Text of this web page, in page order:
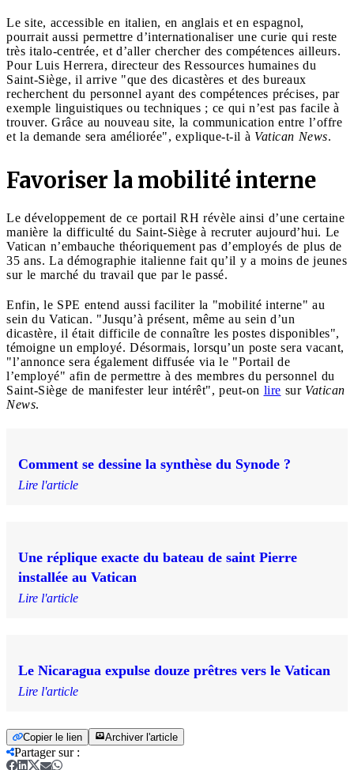
Le site, accessible en italien, en anglais et en espagnol,
pourrait aussi permettre d’internationaliser une curie qui reste
très italo-centrée, et d’aller chercher des compétences ailleurs.
Pour Luis Herrera, directeur des Ressources humaines du
Saint-Siège, il arrive "que des dicastères et des bureaux
recherchent du personnel ayant des compétences précises, par
exemple linguistiques ou techniques ; ce qui n’est pas facile à
trouver. Grâce au nouveau site, la communication entre l’offre
et la demande sera améliorée", explique-t-il à Vatican News.
Favoriser la mobilité interne
Le développement de ce portail RH révèle ainsi d’une certaine
manière la difficulté du Saint-Siège à recruter aujourd’hui. Le
Vatican n’embauche théoriquement pas d’employés de plus de
35 ans. La démographie italienne fait qu’il y a moins de jeunes
sur le marché du travail que par le passé.
Enfin, le SPE entend aussi faciliter la "mobilité interne" au
sein du Vatican. "Jusqu’à présent, même au sein d’un
dicastère, il était difficile de connaître les postes disponibles",
témoigne un employé. Désormais, lorsqu’un poste sera vacant,
"l’annonce sera également diffusée via le "Portail de
l’employé" afin de permettre à des membres du personnel du
Saint-Siège de manifester leur intérêt", peut-on lire sur Vatican
News.
Comment se dessine la synthèse du Synode ?
Lire l'article
Une réplique exacte du bateau de saint Pierre
installée au Vatican
Lire l'article
Le Nicaragua expulse douze prêtres vers le Vatican
Lire l'article
Copier le lien Archiver l'article
Partager sur: